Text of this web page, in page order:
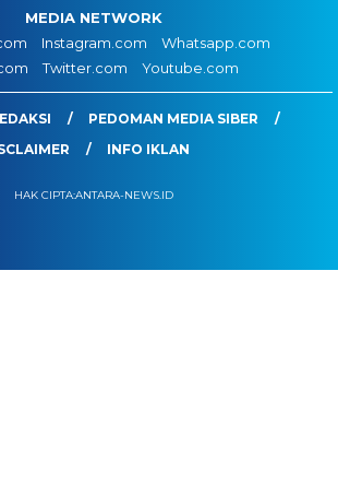
MEDIA NETWORK
Instagram.com
Whatsapp.com
Twitter.com Youtube.com
PEDOMAN MEDIA SIBER
INFO IKLAN
HAK CIPTA:ANTARA-NEWS.ID